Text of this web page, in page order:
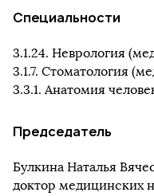
Cпециальности
3.1.24. Неврология
3.1.7. Стоматология
3.3.1. Анатомия
Председатель
Булкина Наталья
доктор медицинских